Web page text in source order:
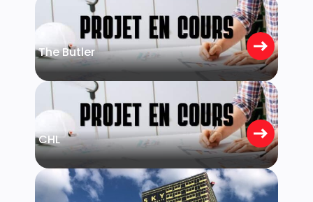
Bertrange
The Butler
Strassen
CHL